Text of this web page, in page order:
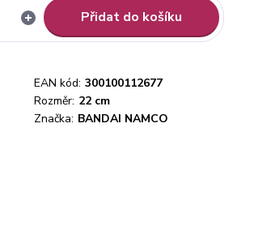
Přidat do košíku
EAN kód: 300100112677
Rozměr: 22 cm
Značka: BANDAI NAMCO